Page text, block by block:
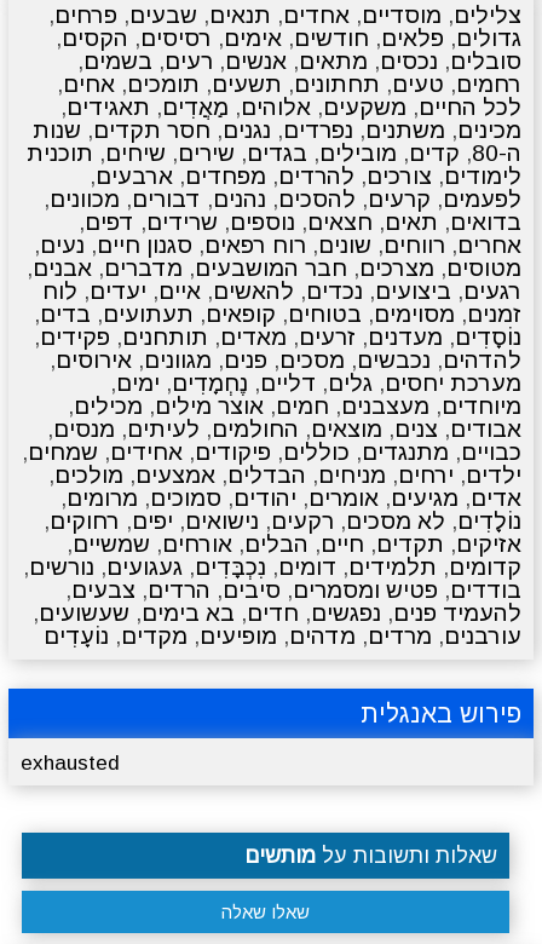
צלילים, מוסדיים, אחדים, תנאים, שבעים, פרחים,
גדולים, פלאים, חודשים, אימים, רסיסים, הקסים,
סובלים, נכסים, מתאים, אנשים, רעים, בשמים,
רחמים, טעים, תחתונים, תשעים, תומכים, אחים,
לכל החיים, משקעים, אלוהים, מַאֲדִים, תאגידים,
מכינים, משתנים, נפרדים, נגנים, חסר תקדים, שנות
ה-80
, קדים, מובילים, בגדים, שירים, שיחים, תוכנית
לימודים, צורכים, להרדים, מפחדים, ארבעים,
לפעמים, קרעים, להסכים, נהנים, דבורים, מכוונים,
בדואים, תאים, חצאים, נוספים, שרידים, דפים,
אחרים, רווחים, שונים, רוח רפאים, סגנון חיים, נעים,
מטוסים, מצרכים, חבר המושבעים, מדברים, אבנים,
רגעים, ביצועים, נכדים, להאשים, איים, יעדים, לוח
זמנים, מסוימים, בטוחים, קופאים, תעתועים, בדים,
נוֹסָדִים, מעדנים, זרעים, מאדים, תותחנים, פקידים,
להדהים, נכבשים, מסכים, פנים, מגוונים, אירוסים,
מערכת יחסים, גלים, דליים, נֶחְמָדִים, ימים,
מיוחדים, מעצבנים, חמים, אוצר מילים, מכילים,
אבודים, צנים, מוצאים, החולמים, לעיתים, מנסים,
כבויים, מתנגדים, כוללים, פיקודים, אחידים, שמחים,
ילדים, ירחים, מניחים, הבדלים, אמצעים, מולכים,
אדים, מגיעים, אומרים, יהודים, סמוכים, מרומים,
נוֹלָדִים, לא מסכים, רקעים, נישואים, יפים, רחוקים,
אזיקים, תקדים, חיים, הבלים, אורחים, שמשיים,
קדומים, תלמידים, דומים, נִכְבָּדִים, געגועים, נורשים,
בודדים, פטיש ומסמרים, סיבים, הרדים, צבעים,
להעמיד פנים, נפגשים, חדים, בא בימים, שעשועים,
עורבנים, מרדים, מדהים, מופיעים, מקדים, נוֹעָדִים
פירוש באנגלית
exhausted
שאלות ותשובות על מותשים
שאלו שאלה